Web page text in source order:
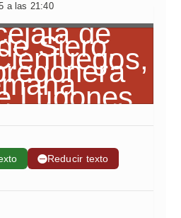
a las 21:40
➖Reducir texto